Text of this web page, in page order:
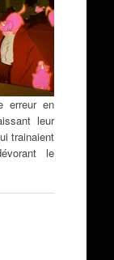
erreur en
leur
trainaient
le